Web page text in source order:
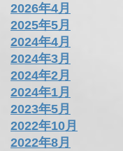
2026年4月
2025年5月
2024年4月
2024年3月
2024年2月
2024年1月
2023年5月
2022年10月
2022年8月